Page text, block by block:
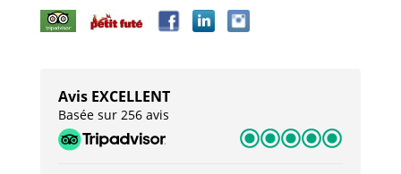
Avis EXCELLENT
Basée sur 256 avis